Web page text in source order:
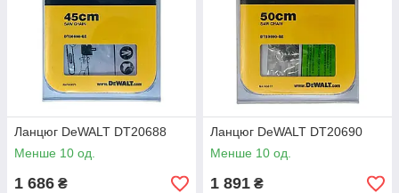
Ланцюг DeWALT DT20688
Менше 10 од.
1 686 ₴
Ланцюг DeWALT DT20690
Менше 10 од.
1 891 ₴